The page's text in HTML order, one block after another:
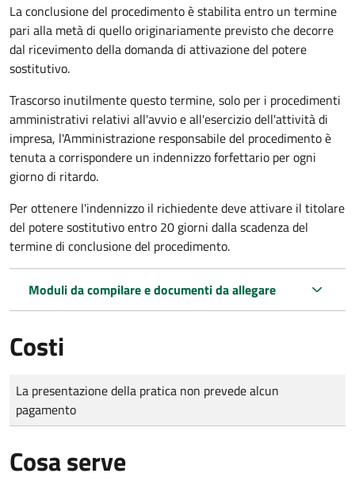
La conclusione del procedimento è stabilita entro un termine
pari alla metà di quello originariamente previsto che decorre
dal ricevimento della domanda di attivazione del potere
sostitutivo.
Trascorso inutilmente questo termine, solo per i procedimenti
amministrativi relativi all'avvio e all'esercizio dell'attività di
impresa, l'Amministrazione responsabile del procedimento è
tenuta a corrispondere un indennizzo forfettario per ogni
giorno di ritardo.
Per ottenere l'indennizzo il richiedente deve attivare il titolare
del potere sostitutivo entro 20 giorni dalla scadenza del
termine di conclusione del procedimento.
Moduli da compilare e documenti da allegare
Costi
Tipo di pagamento
Importo
La presentazione della pratica non prevede alcun
pagamento
Cosa serve